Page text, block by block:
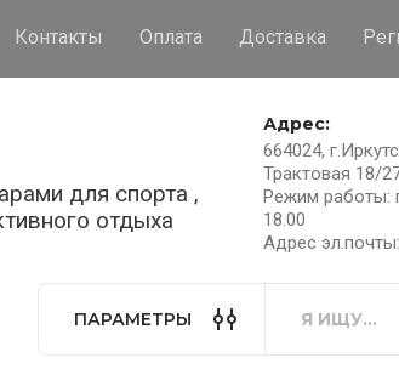
Контакты Оплата Доставка
для спорта ,
отдыха
Адрес:
664024,
Трактовая 18/
Режим работы:
18.00
Адрес
ПАРАМЕТРЫ